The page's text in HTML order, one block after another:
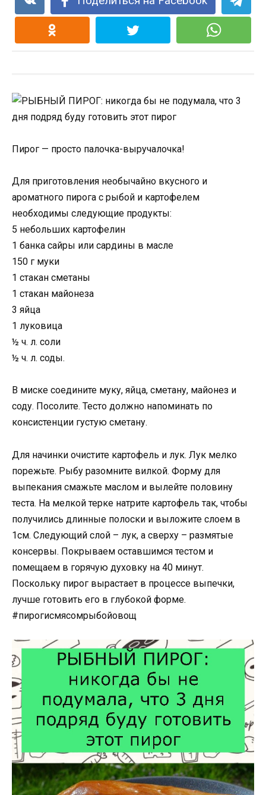
Пирог — просто палочка-выручалочка!
Для приготовления необычайно вкусного и
ароматного пирога с рыбой и картофелем
необходимы следующие продукты:
5 небольших картофелин
1 банка сайры или сардины в масле
150 г муки
1 стакан сметаны
1 стакан майонеза
3 яйца
1 луковица
½ ч. л. соли
½ ч. л. соды.
В миске соедините муку, яйца, сметану, майонез и
соду. Посолите. Тесто должно напоминать по
консистенции густую сметану.
Для начинки очистите картофель и лук. Лук мелко
порежьте. Рыбу разомните вилкой. Форму для
выпекания смажьте маслом и вылейте половину
теста. На мелкой терке натрите картофель так, чтобы
получились длинные полоски и выложите слоем в
1см. Следующий слой – лук, а сверху – размятые
консервы. Покрываем оставшимся тестом и
помещаем в горячую духовку на 40 минут.
Поскольку пирог вырастает в процессе выпечки,
лучше готовить его в глубокой форме.
#пирогисмясомрыбойовощ